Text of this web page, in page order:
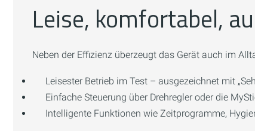
Leise, komfortabel,
Neben der Effizienz überzeugt das Gerät auch im
Leisester Betrieb im Test – ausgezeichnet mit
Einfache Steuerung über Drehregler oder die
Intelligente Funktionen wie Zeitprogramme,